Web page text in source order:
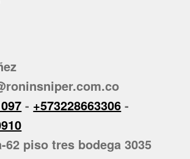
- +573228663306 -
62 piso tres bodega 3035